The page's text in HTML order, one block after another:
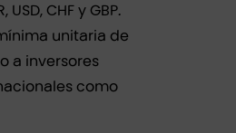
CHF y GBP.
unitaria de
a inversores
como